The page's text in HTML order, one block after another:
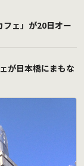
フェ」が20日オー
が日本橋にまもな